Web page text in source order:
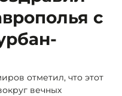
с
отметил, что этот
вечных